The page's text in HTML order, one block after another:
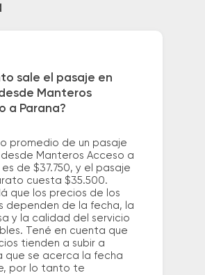
sale el pasaje en
Manteros
a Parana?
promedio de un pasaje
Manteros Acceso a
es de $37.750, y el pasaje
cuesta $35.500.
que los precios de los
dependen de la fecha, la
y la calidad del servicio
Tené en cuenta que
tienden a subir a
que se acerca la fecha
por lo tanto te